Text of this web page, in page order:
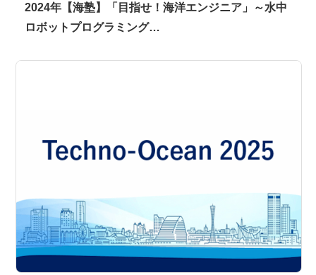
2024年【海塾】「目指せ！海洋エンジニア」～水中
ロボットプログラミング…